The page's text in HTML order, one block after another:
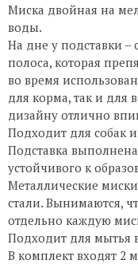
Миска двойная на
воды.
На дне у подставки –
полоса, которая
во время
для корма, так и для
дизайну отлично
Подходит для собак
Подставка
устойчивого к
Металлические
стали. Вынимаются,
отдельно каждую
Подходит для мытья
В комплект входят 2